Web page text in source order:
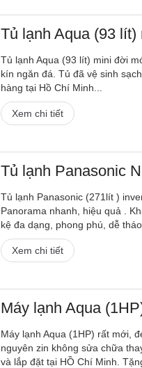
Tủ lạnh Aqua (93
Tủ lạnh Aqua (93 lít) mini đời
kín ngăn đá. Tủ đã vệ sinh
hàng tại Hồ Chí Minh...
Xem chi tiết
Tủ lạnh Panasonic
Tủ lạnh Panasonic (271lít )
Panorama nhanh, hiệu quả .
kệ đa dạng, phong phú, dễ
Xem chi tiết
Máy lạnh Aqua
Máy lạnh Aqua (1HP) rất mới,
nguyên zin không sửa chữa
và lắp đặt tại HỒ Chí Minh.